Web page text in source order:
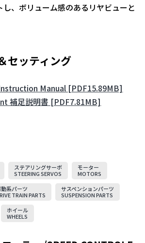
し、ボリューム感のあるリヤビューと
セッティング
Manual [PDF15.89MB]
補足説明書 [PDF7.81MB]
ステアリングサーボ
STEERING SERVOS
モーター
MOTORS
系パーツ
TRAIN PARTS
サスペンションパーツ
SUSPENSION PARTS
ホイール
WHEELS